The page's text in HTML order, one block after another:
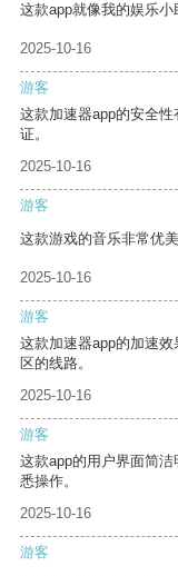
这款app就像我的娱乐小
2025-10-16
游客
这款加速器app的安全
证。
2025-10-16
游客
这款游戏的音乐非常优
2025-10-16
游客
这款加速器app的加速
区的线路。
2025-10-16
游客
这款app的用户界面简
悉操作。
2025-10-16
游客